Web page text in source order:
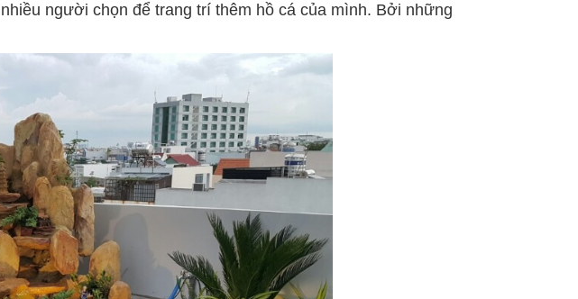
người chọn để trang trí thêm hồ cá của mình. Bởi những